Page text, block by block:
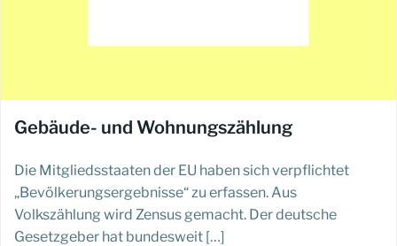
Gebäude- und Wohnungszählung
Die Mitgliedsstaaten der EU haben sich verpflichtet
„Bevölkerungsergebnisse“ zu erfassen. Aus
Volkszählung wird Zensus gemacht. Der deutsche
Gesetzgeber hat bundesweit […]